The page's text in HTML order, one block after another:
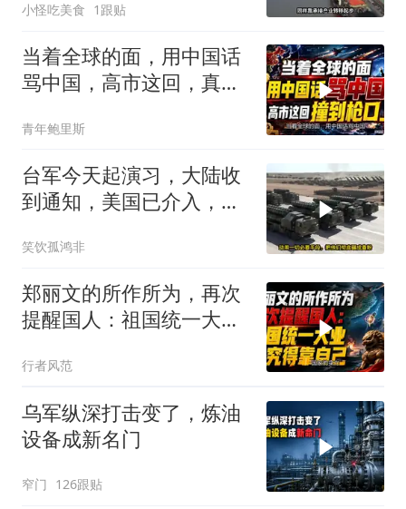
小怪吃美食 1跟贴
当着全球的面，用中国话
骂中国，高市这回，真是
青年鲍里斯
台军今天起演习，大陆收
到通知，美国已介入，日
笑饮孤鸿非
郑丽文的所作所为，再次
提醒国人：祖国统一大
行者风范
乌军纵深打击变了，炼油
设备成新名门
窄门 126跟贴